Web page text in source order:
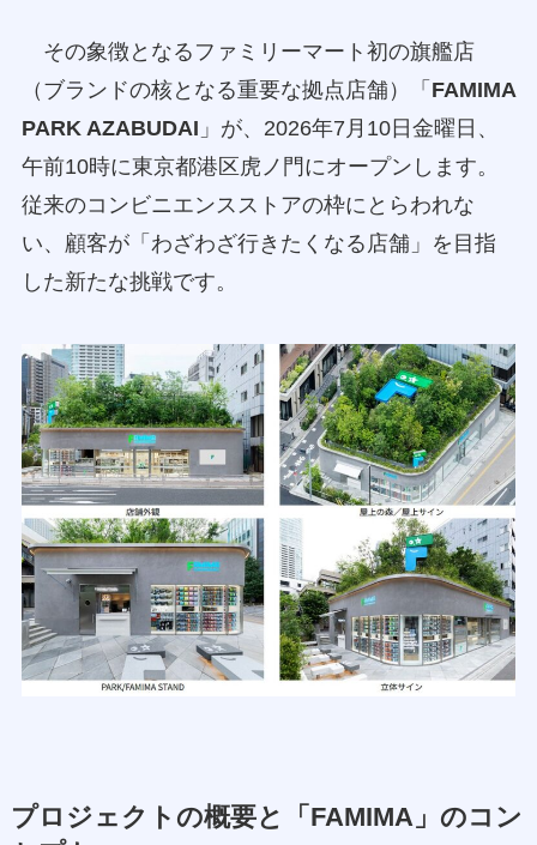
その象徴となるファミリーマート初の旗艦店
（ブランドの核となる重要な拠点店舗）「 FAMIMA
PARK AZABUDAI 」が、2026年7月10日金曜日、
午前10時に東京都港区虎ノ門にオープンします。
従来のコンビニエンスストアの枠にとらわれな
い、顧客が「わざわざ行きたくなる店舗」を目指
した新たな挑戦です。
プロジェクトの概要と「FAMIMA」のコン